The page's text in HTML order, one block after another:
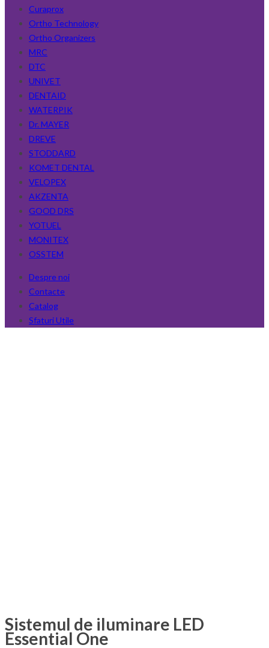
Curaprox
Ortho Technology
Ortho Organizers
MRC
DTC
UNIVET
DENTAID
WATERPIK
Dr. MAYER
DREVE
STODDARD
KOMET DENTAL
VELOPEX
AKZENTA
GOOD DRS
YOTUEL
MONITEX
OSSTEM
Despre noi
Contacte
Catalog
Sfaturi Utile
Sistemul de iluminare LED
Essential One